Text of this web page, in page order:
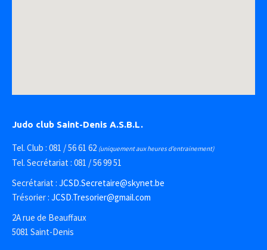
Judo club Saint-Denis A.S.B.L.
Tel. Club : 081 / 56 61 62 (uniquement aux heures d’entrainement)
Tel. Secrétariat : 081 / 56 99 51
Secrétariat : JCSD.Secretaire@skynet.be
Trésorier : JCSD.Tresorier@gmail.com
2A rue de Beauffaux
5081 Saint-Denis